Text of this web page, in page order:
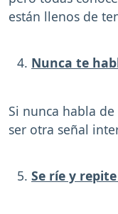
están llenos de
Nunca te
Si nunca habla
ser otra señal
Se ríe y